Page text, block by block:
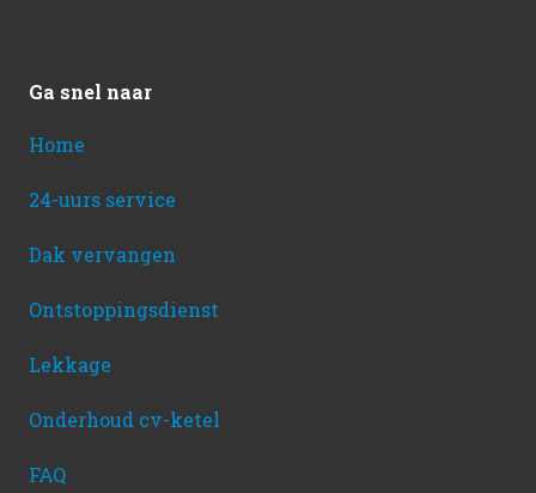
Ga snel naar
Home
24-uurs service
Dak vervangen
Ontstoppingsdienst
Lekkage
Onderhoud cv-ketel
FAQ